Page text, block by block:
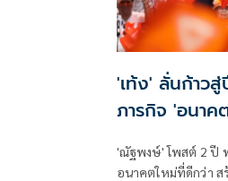
'เท้ง' ลั่นก้าว
ภารกิจ 'อนาค
'ณัฐพงษ์' โพสต์ 2 ปี
อนาคตใหม่ที่ดีกว่า ส